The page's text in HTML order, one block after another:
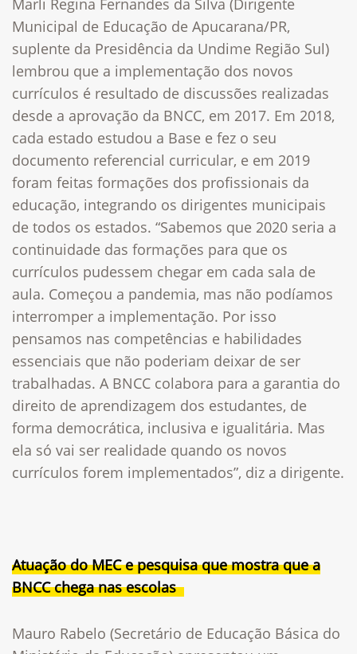
Municipal de Educação de Apucarana/PR,
suplente da Presidência da Undime Região Sul)
lembrou que a implementação dos novos
currículos é resultado de discussões realizadas
desde a aprovação da BNCC, em 2017. Em 2018,
cada estado estudou a Base e fez o seu
documento referencial curricular, e em 2019
foram feitas formações dos profissionais da
educação, integrando os dirigentes municipais
de todos os estados. “Sabemos que 2020 seria a
continuidade das formações para que os
currículos pudessem chegar em cada sala de
aula. Começou a pandemia, mas não podíamos
interromper a implementação. Por isso
pensamos nas competências e habilidades
essenciais que não poderiam deixar de ser
trabalhadas. A BNCC colabora para a garantia do
direito de aprendizagem dos estudantes, de
forma democrática, inclusiva e igualitária. Mas
ela só vai ser realidade quando os novos
currículos forem implementados”, diz a dirigente.
Atuação do MEC e pesquisa que mostra que a
BNCC chega nas escolas
Mauro Rabelo (Secretário de Educação Básica do